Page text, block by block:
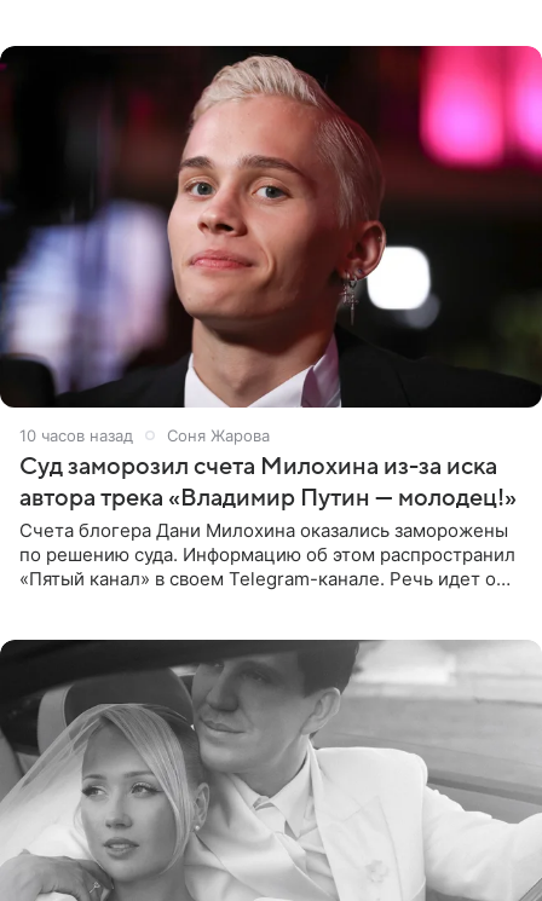
10 часов назад Соня Жарова
Суд заморозил счета Милохина из-за иска
автора трека «Владимир Путин — молодец!»
Счета блогера Дани Милохина оказались заморожены
по решению суда. Информацию об этом распространил
«Пятый канал» в своем Telegram-канале. Речь идет о